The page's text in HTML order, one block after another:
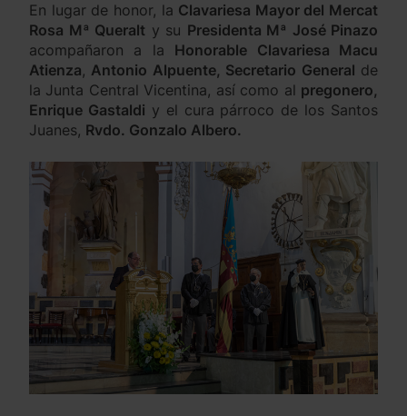
En lugar de honor, la Clavariesa Mayor del Mercat
Rosa Mª Queralt y su Presidenta Mª José Pinazo
acompañaron a la Honorable Clavariesa Macu
Atienza, Antonio Alpuente, Secretario General de
la Junta Central Vicentina, así como al pregonero,
Enrique Gastaldi y el cura párroco de los Santos
Juanes, Rvdo. Gonzalo Albero.